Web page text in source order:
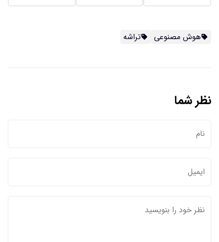
هوش مصنوعی تراشه
نظر شما